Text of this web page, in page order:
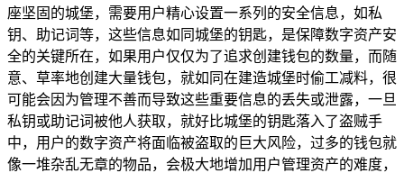
座坚固的城堡，需要用户精心设置一系列的安全信息，如私
钥、助记词等，这些信息如同城堡的钥匙，是保障数字资产安
全的关键所在，如果用户仅仅为了追求创建钱包的数量，而随
意、草率地创建大量钱包，就如同在建造城堡时偷工减料，很
可能会因为管理不善而导致这些重要信息的丢失或泄露，一旦
私钥或助记词被他人获取，就好比城堡的钥匙落入了盗贼手
中，用户的数字资产将面临被盗取的巨大风险，过多的钱包就
像一堆杂乱无章的物品，会极大地增加用户管理资产的难度，